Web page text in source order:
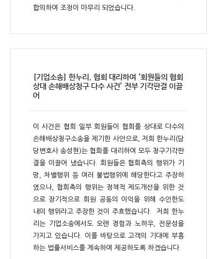
합의하여 조정이 마무리 되었습니다.
[기업소송] 한누리, 협회 대리하여 ‘회원들의 협회
상대 손해배상청구 다수 사건’ 전부 기각판결 이끌
어
이 사건은 협회 일부 회원들이 협회를 상대로 다수의
손해배상청구소송을 제기한 사안으로, 저희 한누리(담
당변호사 송성현)는 협회를 대리하여 모두 청구기각판
결을 이끌어 냈습니다. 회원들은 협회측의 행위가 기
망, 차별행위 등 여러 불법행위에 해당한다고 주장하
였으나, 협회측의 행위는 정책적 제도개선을 위한 것
으로 장기적으로 회원 공동의 이익을 위해 수인한도
내의 행위라고 주장한 것이 주효했습니다. 저희 한누
리는 기업소송에서도 오랜 경험과 노하우, 전문성을
가지고 있습니다. 이를 바탕으로 고객의 기대에 부흥
하는 법률서비스를 계속하여 제공하도록 하겠습니다.